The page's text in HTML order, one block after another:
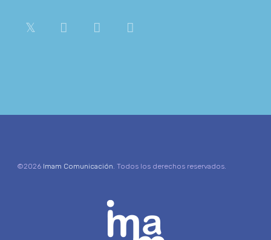
©2026 Imam Comunicación. Todos los derechos reservados.